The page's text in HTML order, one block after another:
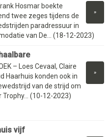
»
Hosmar boekte
twee zeges tijdens de
paradressuur in
van De... (18-12-2023)
»
– Loes Cevaal, Claire
Haarhuis konden ook in
van de strijd om
Trophy... (10-12-2023)
vijf